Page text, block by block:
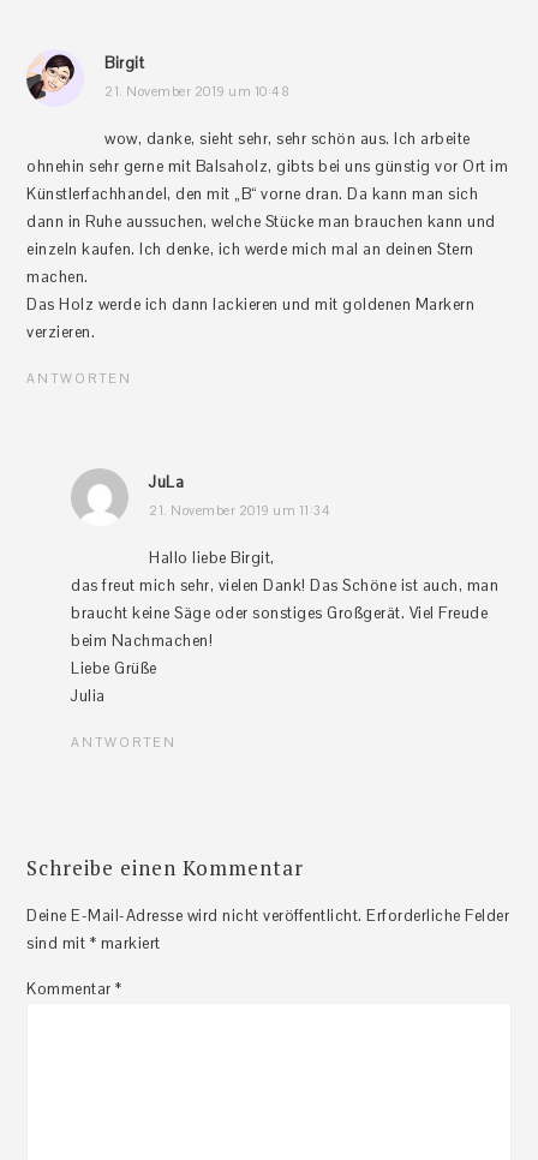
Birgit
21. November 2019 um 10:48
wow, danke, sieht sehr, sehr schön aus. Ich arbeite
ohnehin sehr gerne mit Balsaholz, gibts bei uns günstig vor Ort im
Künstlerfachhandel, den mit „B“ vorne dran. Da kann man sich
dann in Ruhe aussuchen, welche Stücke man brauchen kann und
einzeln kaufen. Ich denke, ich werde mich mal an deinen Stern
machen.
Das Holz werde ich dann lackieren und mit goldenen Markern
verzieren.
ANTWORTEN
JuLa
21. November 2019 um 11:34
Hallo liebe Birgit,
das freut mich sehr, vielen Dank! Das Schöne ist auch, man
braucht keine Säge oder sonstiges Großgerät. Viel Freude
beim Nachmachen!
Liebe Grüße
Julia
ANTWORTEN
Schreibe einen Kommentar
Deine E-Mail-Adresse wird nicht veröffentlicht. Erforderliche Felder
sind mit * markiert
Kommentar*